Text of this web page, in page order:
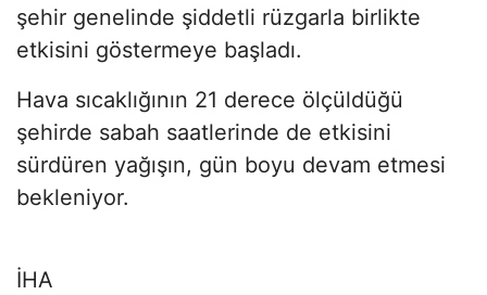
şehir genelinde şiddetli rüzgarla birlikte
etkisini göstermeye başladı.
Hava sıcaklığının 21 derece ölçüldüğü
şehirde sabah saatlerinde de etkisini
sürdüren yağışın, gün boyu devam etmesi
bekleniyor.
İHA